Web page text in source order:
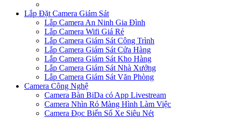
Lắp Đặt Camera Giám Sát
Lắp Camera An Ninh Gia Đình
Lắp Camera Wifi Giá Rẻ
Lắp Camera Giám Sát Công Trình
Lắp Camera Giám Sát Cửa Hàng
Lắp Camera Giám Sát Kho Hàng
Lắp Camera Giám Sát Nhà Xưởng
Lắp Camera Giám Sát Văn Phòng
Camera Công Nghệ
Camera Bàn BiDa có App Livestream
Camera Nhìn Rỏ Màng Hình Làm Việc
Camera Đọc Biển Số Xe Siêu Nét